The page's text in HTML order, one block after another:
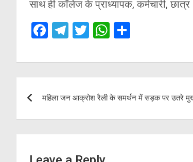
साथ ही कॉलेज के प्राध्यापक, कर्मचारी,
F
ce
o
T
e
a
T
tt
W
at
A
ar
navigation
महिला जन आक्रोश रैली के समर्थन में सड़क पर उतरे